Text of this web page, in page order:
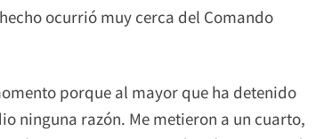
ocurrió muy cerca del Comando
porque al mayor que ha detenido
ninguna razón. Me metieron a un cuarto,